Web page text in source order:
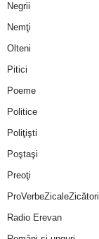
Negrii
Nemţi
Olteni
Pitici
Poeme
Politice
Poliţişti
Poştaşi
Preoţi
ProVerbeZicaleZicători
Radio Erevan